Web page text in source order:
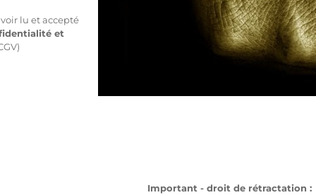
lu et accepté
et
Important - droit de rétractation :